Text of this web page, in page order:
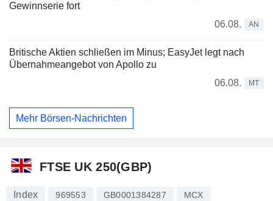
Gewinnserie fort
06.08.
AN
Britische Aktien schließen im Minus; EasyJet legt nach
Übernahmeangebot von Apollo zu
06.08.
MT
Mehr Börsen-Nachrichten
FTSE UK 250(GBP)
Index 969553 GB0001384287 MCX